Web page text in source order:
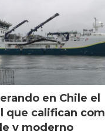
en Chile el
que califican
y moderno